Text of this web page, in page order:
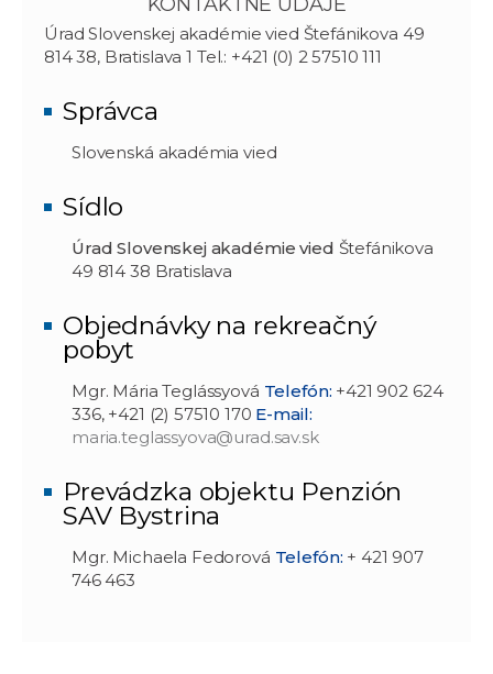
Úrad Slovenskej akadémie vied Štefánikova 49
814 38, Bratislava 1 Tel.: +421 (0) 2 57510 111
Správca
Slovenská akadémia vied
Sídlo
Úrad Slovenskej akadémie vied Štefánikova
49 814 38 Bratislava
Objednávky na rekreačný
pobyt
Mgr. Mária Teglássyová Telefón: +421 902 624
336, +421 (2) 57510 170 E-mail:
maria.teglassyova@urad.sav.sk
Prevádzka objektu Penzión
SAV Bystrina
Mgr. Michaela Fedorová Telefón: + 421 907
746 463